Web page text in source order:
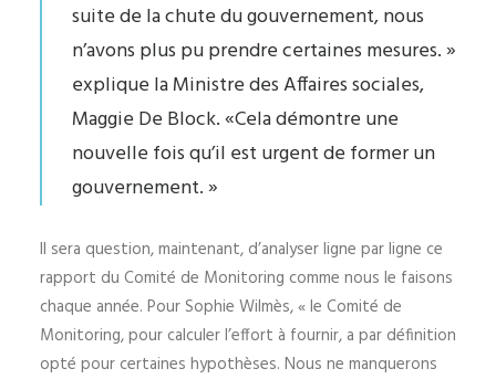
suite de la chute du gouvernement, nous
n’avons plus pu prendre certaines mesures. »
explique la Ministre des Affaires sociales,
Maggie De Block. «Cela démontre une
nouvelle fois qu’il est urgent de former un
gouvernement. »
Il sera question, maintenant, d’analyser ligne par ligne ce
rapport du Comité de Monitoring comme nous le faisons
chaque année. Pour Sophie Wilmès, « le Comité de
Monitoring, pour calculer l’effort à fournir, a par définition
opté pour certaines hypothèses. Nous ne manquerons